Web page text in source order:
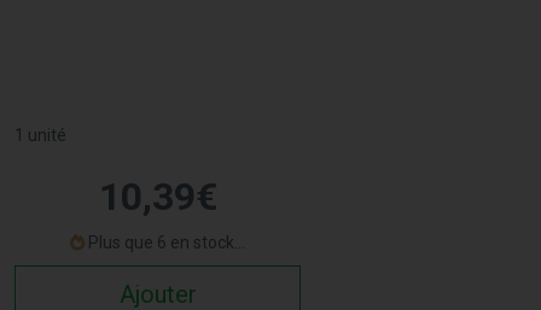
1 unité
10,39€
Plus que 6 en stock...
Ajouter